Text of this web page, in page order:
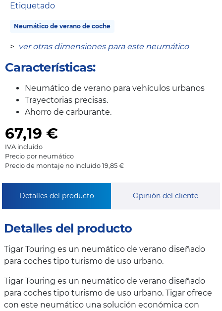
Etiquetado
Neumático de verano de coche
> ver otras dimensiones para este neumático
Características:
Neumático de verano para vehículos urbanos
Trayectorias precisas.
Ahorro de carburante.
67,19 €
IVA incluido
Precio por neumático
Precio de montaje no incluido 19,85 €
Detalles del producto Opinión del cliente
Detalles del producto
Tigar Touring es un neumático de verano diseñado
para coches tipo turismo de uso urbano.
Tigar Touring es un neumático de verano diseñado
para coches tipo turismo de uso urbano. Tigar ofrece
con este neumático una solución económica con